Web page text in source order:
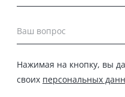
Ваш вопрос
Нажимая на кнопку, вы
своих персональных